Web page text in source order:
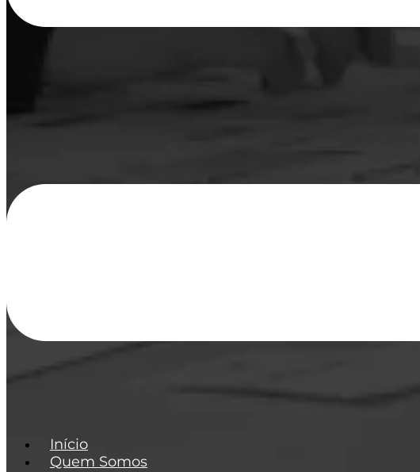
Início
Quem Somos